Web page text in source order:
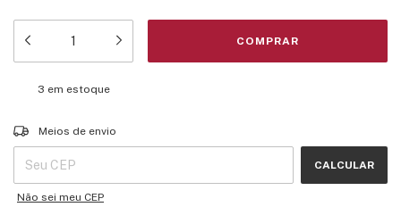
3 em estoque
Entregas para o CEP:
Meios de envio
CALCULAR
Não sei meu CEP